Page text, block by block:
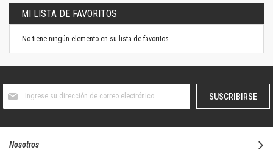
MI LISTA DE FAVORITOS
No tiene ningún elemento en su lista de favoritos.
boletín
SUSCRIBIRSE
Nosotros